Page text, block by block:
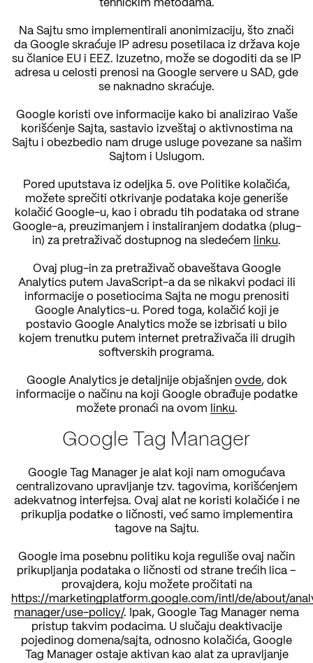
tehničkim metodama.
Na Sajtu smo implementirali anonimizaciju, što znači
da Google skraćuje IP adresu posetilaca iz država koje
su članice EU i EEZ. Izuzetno, može se dogoditi da se IP
adresa u celosti prenosi na Google servere u SAD, gde
se naknadno skraćuje.
Google koristi ove informacije kako bi analizirao Vaše
korišćenje Sajta, sastavio izveštaj o aktivnostima na
Sajtu i obezbedio nam druge usluge povezane sa našim
Sajtom i Uslugom.
Pored uputstava iz odeljka 5. ove Politike kolačića,
možete sprečiti otkrivanje podataka koje generiše
kolačić Google-u, kao i obradu tih podataka od strane
Google-a, preuzimanjem i instaliranjem dodatka (plug-
in) za pretraživač dostupnog na sledećem
linku.
Ovaj plug-in za pretraživač obaveštava Google
Analytics putem JavaScript-a da se nikakvi podaci ili
informacije o posetiocima Sajta ne mogu prenositi
Google Analytics-u. Pored toga, kolačić koji je
postavio Google Analytics može se izbrisati u bilo
kojem trenutku putem internet pretraživača ili drugih
softverskih programa.
Google Analytics je detaljnije objašnjen ovde, dok
informacije o načinu na koji Google obrađuje podatke
možete pronaći na ovom
linku.
Google Tag Manager
Google Tag Manager je alat koji nam omogućava
centralizovano upravljanje tzv. tagovima, korišćenjem
adekvatnog interfejsa. Ovaj alat ne koristi kolačiće i ne
prikuplja podatke o ličnosti, već samo implementira
tagove na Sajtu.
Google ima posebnu politiku koja reguliše ovaj način
prikupljanja podataka o ličnosti od strane trećih lica –
provajdera, koju možete pročitati na
https://marketingplatform.google.com/intl/de/about/
manager/use-policy/. Ipak, Google Tag Manager nema
pristup takvim podacima. U slučaju deaktivacije
pojedinog domena/sajta, odnosno kolačića, Google
Tag Manager ostaje aktivan kao alat za upravljanje